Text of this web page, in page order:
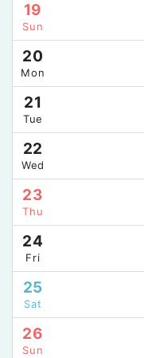
19
Sun
20
Mon
21
Tue
22
Wed
23
Thu
24
Fri
25
Sat
26
Sun